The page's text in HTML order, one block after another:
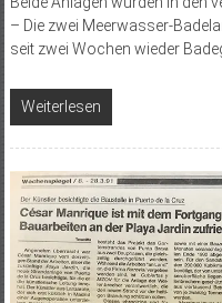
– Die zwei Meerwasser-
seit zwei Wochen wieder
Weiterlesen